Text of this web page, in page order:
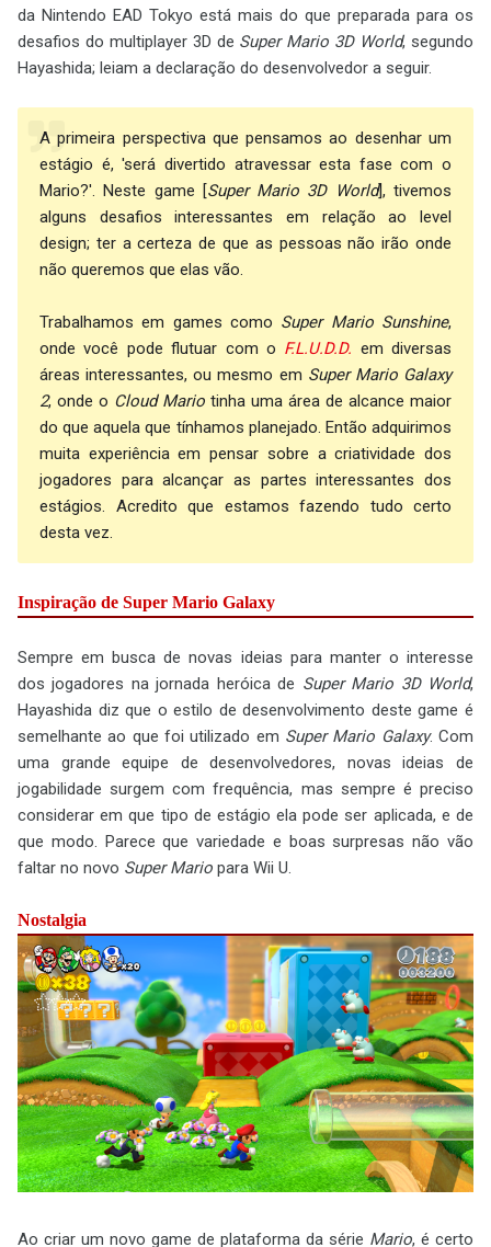
da Nintendo EAD Tokyo está mais do que preparada para os
desafios do multiplayer 3D de Super Mario 3D World, segundo
Hayashida; leiam a declaração do desenvolvedor a seguir.
A primeira perspectiva que pensamos ao desenhar um
estágio é, 'será divertido atravessar esta fase com o
Mario?'. Neste game [Super Mario 3D World], tivemos
alguns desafios interessantes em relação ao level
design; ter a certeza de que as pessoas não irão onde
não queremos que elas vão.
Trabalhamos em games como Super Mario Sunshine,
onde você pode flutuar com o F.L.U.D.D. em diversas
áreas interessantes, ou mesmo em Super Mario Galaxy
2, onde o Cloud Mario tinha uma área de alcance maior
do que aquela que tínhamos planejado. Então adquirimos
muita experiência em pensar sobre a criatividade dos
jogadores para alcançar as partes interessantes dos
estágios. Acredito que estamos fazendo tudo certo
desta vez.
Inspiração de Super Mario Galaxy
Sempre em busca de novas ideias para manter o interesse
dos jogadores na jornada heróica de Super Mario 3D World,
Hayashida diz que o estilo de desenvolvimento deste game é
semelhante ao que foi utilizado em Super Mario Galaxy. Com
uma grande equipe de desenvolvedores, novas ideias de
jogabilidade surgem com frequência, mas sempre é preciso
considerar em que tipo de estágio ela pode ser aplicada, e de
que modo. Parece que variedade e boas surpresas não vão
faltar no novo Super Mario para Wii U.
Nostalgia
Ao criar um novo game de plataforma da série Mario, é certo